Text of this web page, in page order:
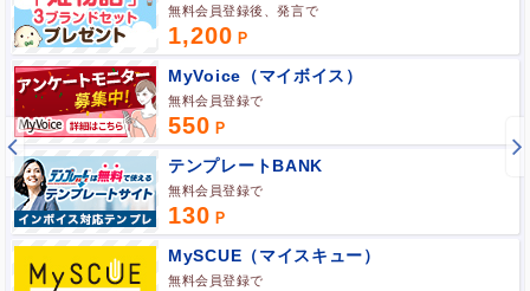
無料会員登録後、発言で
1,200
MyVoice（マイボイス）
無料会員登録で
550
テンプレートBANK
無料会員登録で
130
MySCUE（マイスキュー）
無料会員登録で